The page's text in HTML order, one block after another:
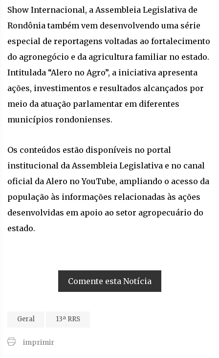
Show Internacional, a Assembleia Legislativa de
Rondônia também vem desenvolvendo uma série
especial de reportagens voltadas ao fortalecimento
do agronegócio e da agricultura familiar no estado.
Intitulada “Alero no Agro”, a iniciativa apresenta
ações, investimentos e resultados alcançados por
meio da atuação parlamentar em diferentes
municípios rondonienses.
Os conteúdos estão disponíveis no portal
institucional da Assembleia Legislativa e no canal
oficial da Alero no YouTube, ampliando o acesso da
população às informações relacionadas às ações
desenvolvidas em apoio ao setor agropecuário do
estado.
Comente esta Notícia
Geral 13ª RRS
imprimir